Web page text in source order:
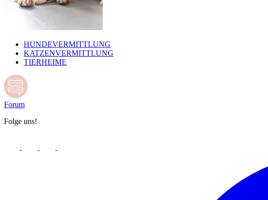
HUNDEVERMITTLUNG
KATZENVERMITTLUNG
TIERHEIME
Forum
Folge uns!